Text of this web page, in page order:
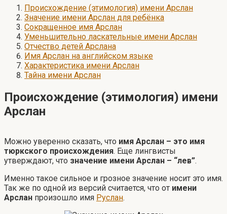
Происхождение (этимология) имени Арслан
Значение имени Арслан для ребёнка
Сокращенное имя Арслан
Уменьшительно ласкательные имени Арслан
Отчество детей Арслана
Имя Арслан на английском языке
Характеристика имени Арслан
Тайна имени Арслан
Происхождение (этимология) имени
Арслан
Можно уверенно сказать, что имя Арслан – это имя
тюркского происхождения. Еще лингвисты
утверждают, что значение имени Арслан – “лев”.
Именно такое сильное и грозное значение носит это имя.
Так же по одной из версий считается, что от имени
Арслан произошло имя Руслан.